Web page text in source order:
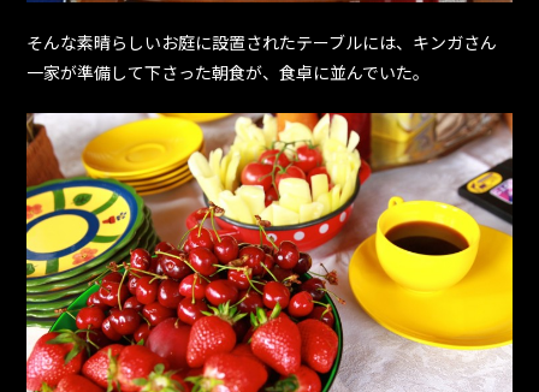
そんな素晴らしいお庭に設置されたテーブルには、キンガさん
一家が準備して下さった朝食が、食卓に並んでいた。